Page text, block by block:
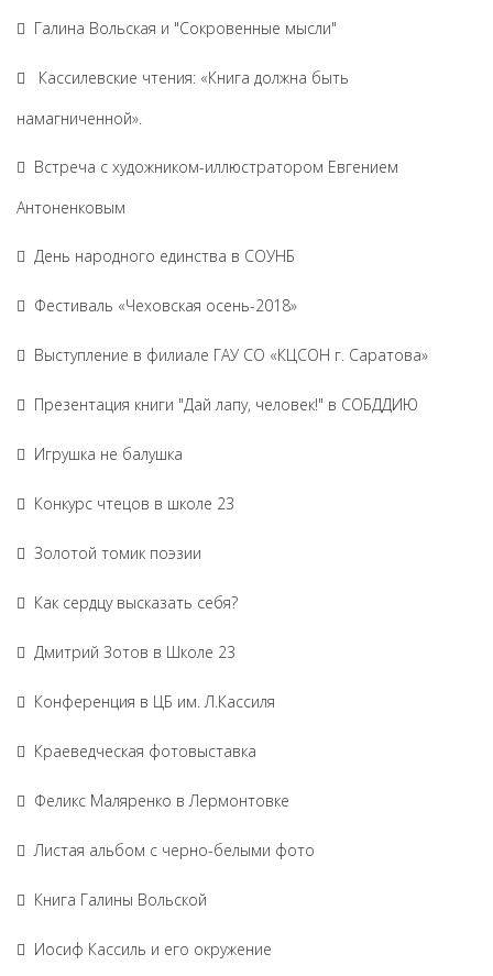
Галина Вольская и "Сокровенные мысли"
Кассилевские чтения: «Книга должна быть
намагниченной».
Встреча с художником-иллюстратором Евгением
Антоненковым
День народного единства в СОУНБ
Фестиваль «Чеховская осень-2018»
Выступление в филиале ГАУ СО «КЦСОН г. Саратова»
Презентация книги "Дай лапу, человек!" в СОБДДИЮ
Игрушка не балушка
Конкурс чтецов в школе 23
Золотой томик поэзии
Как сердцу высказать себя?
Дмитрий Зотов в Школе 23
Конференция в ЦБ им. Л.Кассиля
Краеведческая фотовыставка
Феликс Маляренко в Лермонтовке
Листая альбом с черно-белыми фото
Книга Галины Вольской
Иосиф Кассиль и его окружение